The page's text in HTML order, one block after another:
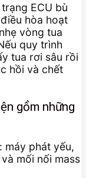
ECU bù
hòa hoạt
vòng tua
quy trình
tua rơi sâu rồi
hồi và chết
gồm những
máy phát yếu,
mối nối mass